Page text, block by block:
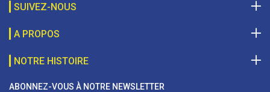
SUIVEZ-NOUS
A PROPOS
NOTRE HISTOIRE
ABONNEZ-VOUS À NOTRE NEWSLETTER